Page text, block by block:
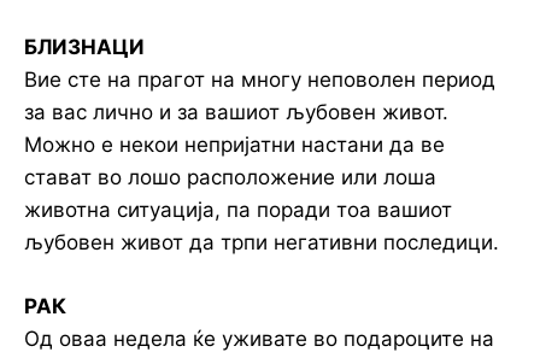
БЛИЗНАЦИ
Вие сте на прагот на многу неповолен период
за вас лично и за вашиот љубовен живот.
Можно е некои непријатни настани да ве
стават во лошо расположение или лоша
животна ситуација, па поради тоа вашиот
љубовен живот да трпи негативни последици.
РАК
Од оваа недела ќе уживате во подароците на